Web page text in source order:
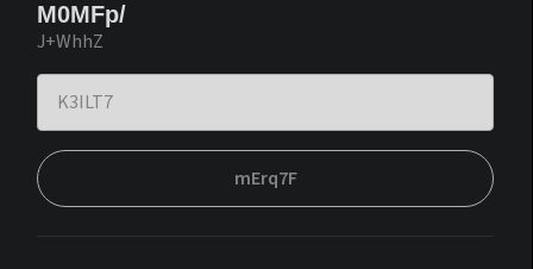
M0MFp/
J+WhhZ
mErq7F